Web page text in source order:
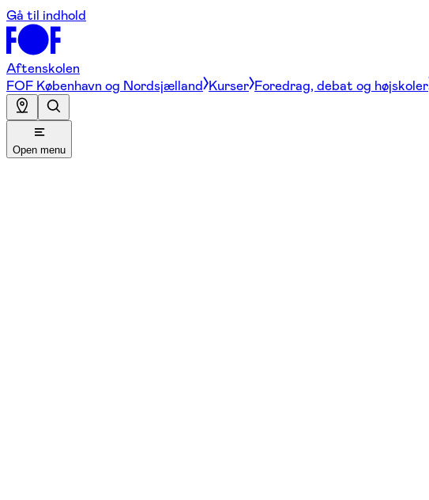
Gå til indhold
Aftenskolen
FOF København og Nordsjælland Kurser Foredrag, debat og højskoler
Open menu